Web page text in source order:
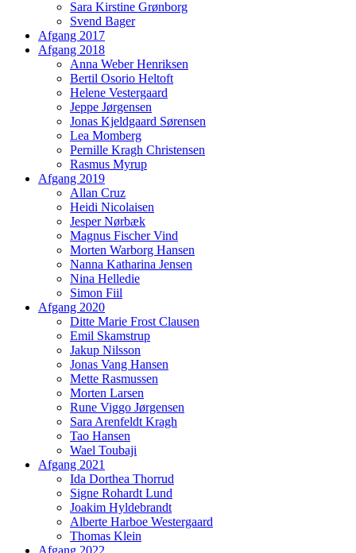
Sara Kirstine Grønborg
Svend Bager
Afgang 2017
Afgang 2018
Anna Weber Henriksen
Bertil Osorio Heltoft
Helene Vestergaard
Jeppe Jørgensen
Jonas Kjeldgaard Sørensen
Lea Momberg
Pernille Kragh Christensen
Rasmus Myrup
Afgang 2019
Allan Cruz
Heidi Nicolaisen
Jesper Nørbæk
Magnus Fischer Vind
Morten Warborg Hansen
Nanna Katharina Jensen
Nina Helledie
Simon Fiil
Afgang 2020
Ditte Marie Frost Clausen
Emil Skamstrup
Jakup Nilsson
Jonas Vang Hansen
Mette Rasmussen
Morten Larsen
Rune Viggo Jørgensen
Sara Arenfeldt Kragh
Tao Hansen
Wael Toubaji
Afgang 2021
Ida Dorthea Thorrud
Signe Rohardt Lund
Joakim Hyldebrandt
Alberte Harboe Westergaard
Thomas Klein
Afgang 2022